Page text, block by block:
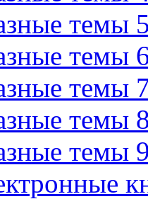
темы
темы
темы
темы
темы